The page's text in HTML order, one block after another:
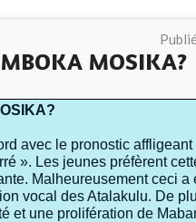
MOSIKA?
avec le pronostic
». Les jeunes préfèrent
Malheureusement ceci a
vocal des Atalakulu. De
et une prolifération de